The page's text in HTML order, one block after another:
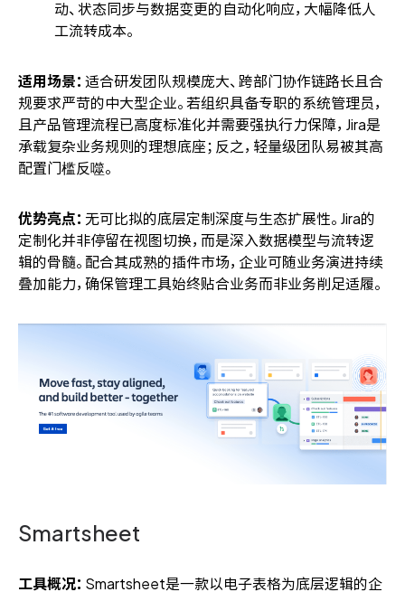
动、状态同步与数据变更的自动化响应，大幅降低人
工流转成本。
适用场景： 适合研发团队规模庞大、跨部门协作链路长且合
规要求严苛的中大型企业。若组织具备专职的系统管理员，
且产品管理流程已高度标准化并需要强执行力保障，Jira是
承载复杂业务规则的理想底座；反之，轻量级团队易被其高
配置门槛反噬。
优势亮点： 无可比拟的底层定制深度与生态扩展性。Jira的
定制化并非停留在视图切换，而是深入数据模型与流转逻
辑的骨髓。配合其成熟的插件市场，企业可随业务演进持续
叠加能力，确保管理工具始终贴合业务而非业务削足适履。
Smartsheet
工具概况： Smartsheet是一款以电子表格为底层逻辑的企